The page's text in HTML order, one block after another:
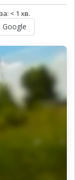
< 1 хв.
Google